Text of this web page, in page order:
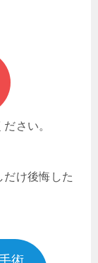
さい。
け後悔した